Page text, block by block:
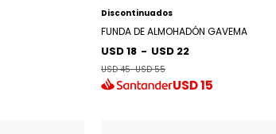
Discontinuados
FUNDA DE ALMOHADÓN GAVEMA
USD 18 - USD 22
USD 45-USD 55
USD15